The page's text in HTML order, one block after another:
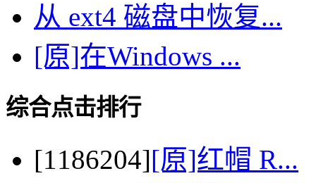
从 ext4 磁盘中恢复...
[原]在Windows ...
综合点击排行
[1186204][原]红帽 R...